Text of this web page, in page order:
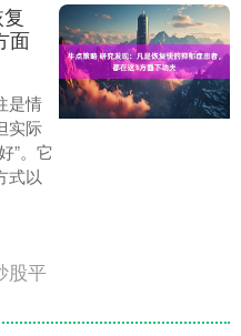
面
是情
实际
”。它
式以
股平